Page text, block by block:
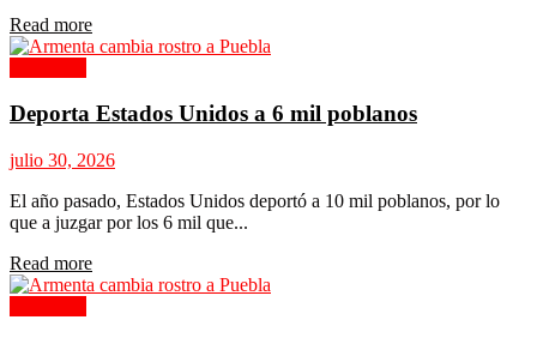
Read moreDetails
Deporta Estados Unidos a 6 mil poblanos
julio 30, 2026
El año pasado, Estados Unidos deportó a 10 mil poblanos, por lo
que a juzgar por los 6 mil que...
Read moreDetails